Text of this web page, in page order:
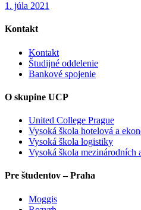
1. júla 2021
Kontakt
Kontakt
Študijné oddelenie
Bankové spojenie
O skupine UCP
United College Prague
Vysoká škola hotelová a
Vysoká škola logistiky
Vysoká škola mezinárodních
Pre študentov – Praha
Moggis